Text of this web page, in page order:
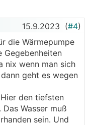
15.9.2023 (#4)
die Wärmepumpe
Gegebenheiten
nix wenn man sich
geht es wegen
den tiefsten
Wasser muß
sein. Und